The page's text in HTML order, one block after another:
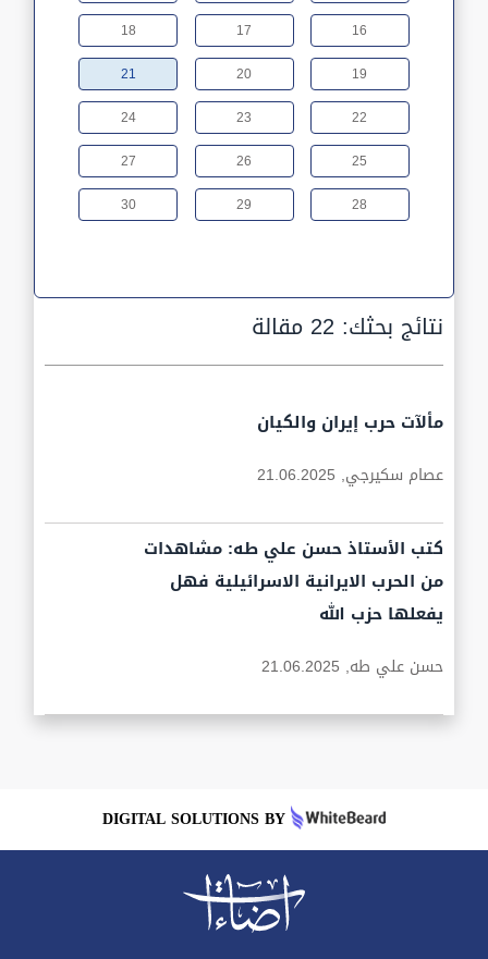
16
17
18
19
20
21
22
23
24
25
26
27
28
29
30
نتائج بحثك:22 مقالة
مألآت حرب إيران والكيان
عصام سكيرجي, 21.06.2025
كتب الأستاذ حسن علي طه: مشاهدات
من الحرب الايرانية الاسرائيلية فهل
يفعلها حزب الله
حسن علي طه, 21.06.2025
DIGITAL SOLUTIONS BY